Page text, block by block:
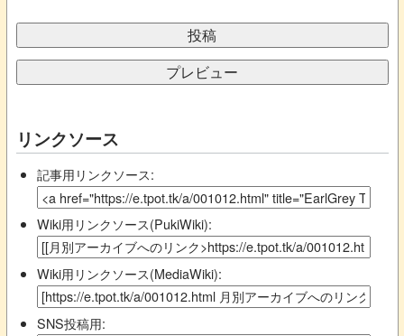
リンクソース
記事用リンクソース:
Wiki用リンクソース(PukiWiki):
Wiki用リンクソース(MediaWiki):
SNS投稿用: